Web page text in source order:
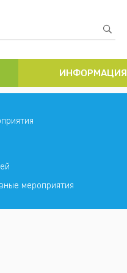
ИНФОРМАЦИЯ
мероприятия